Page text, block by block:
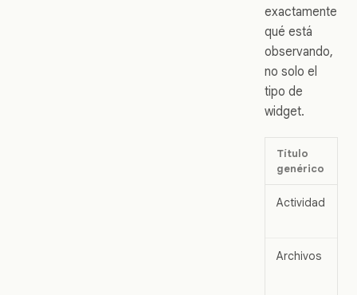
exactamente
qué está
observando,
no solo el
tipo de
widget.
Título
genérico
Actividad
Archivos